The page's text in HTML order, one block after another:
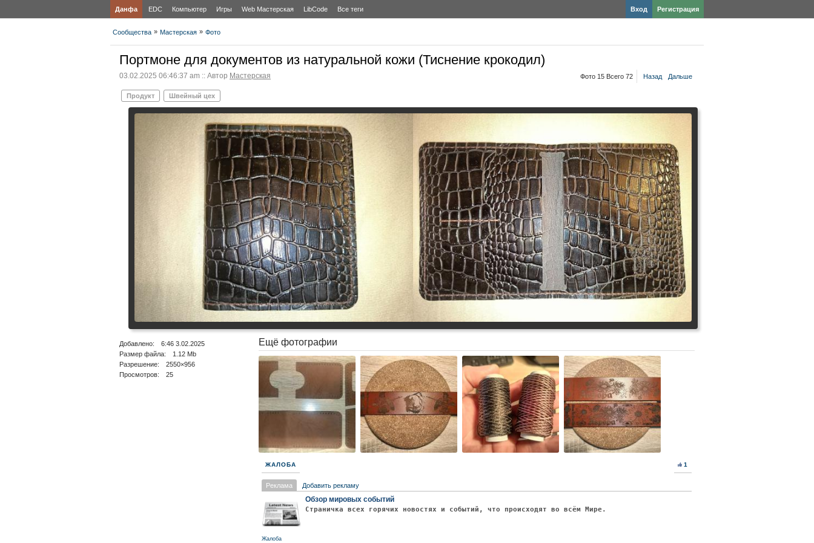
Данфа EDC Компьютер Игры Web Мастерская LibCode Все теги Регистрация
Вход
Сообщества » Мастерская » Фото
Портмоне для документов из натуральной кожи (Тиснение крокодил)
03.02.2025 06:46:37 am :: Автор Мастерская
Продукт Швейный цех
Фото 15 Всего 72 Назад Дальше
Добавлено: 6:46 3.02.2025
Размер файла: 1.12 Mb
Разрешение: 2550×956
Просмотров: 25
Ещё фотографии
ЖАЛОБА 1
Реклама Добавить рекламу
Обзор мировых событий
Страничка всех горячих новостях и событий, что происходят во всём Мире.
Жалоба